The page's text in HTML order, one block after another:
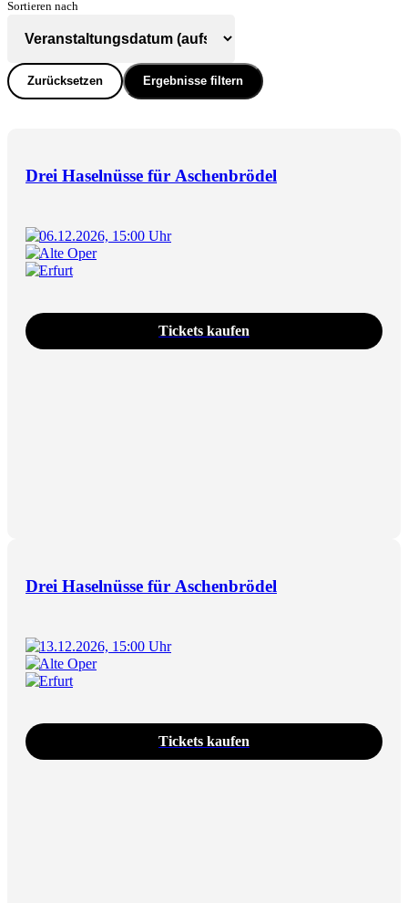
Sortieren nach
Zurücksetzen Ergebnisse filtern
Drei Haselnüsse für Aschenbrödel
06.12.2026, 15:00 Uhr
Alte Oper
Erfurt
Tickets kaufen
Drei Haselnüsse für Aschenbrödel
13.12.2026, 15:00 Uhr
Alte Oper
Erfurt
Tickets kaufen